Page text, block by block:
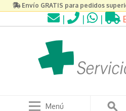
Envío GRATIS para pedidos
| | |
Menú